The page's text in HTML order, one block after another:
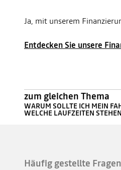
Ja, mit unserem
Entdecken Sie unsere
zum gleichen Thema
WARUM SOLLTE ICH MEIN
WELCHE LAUFZEITEN
Häufig gestellte Fragen